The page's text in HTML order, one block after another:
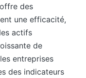
des
une efficacité,
actifs
de
entreprises
des indicateurs